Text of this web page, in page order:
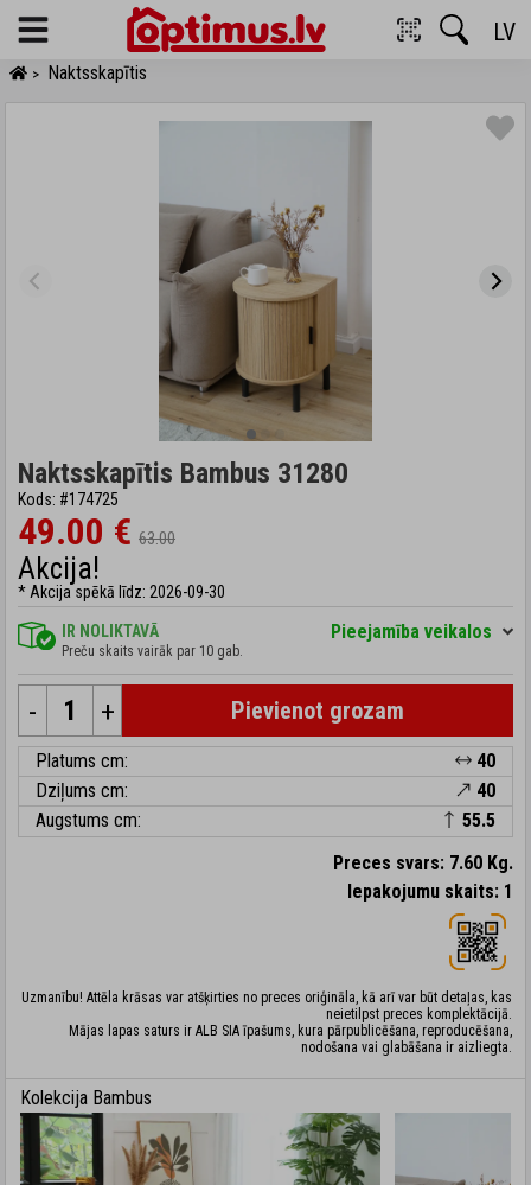
Menu LV
> Naktsskapītis
Naktsskapītis Bambus 31280
Kods: #174725
49.00 € 63.00
Akcija!
* Akcija spēkā līdz: 2026-09-30
IR NOLIKTAVĀ
Preču skaits vairāk par 10 gab.
Pieejamība veikalos
- + Pievienot grozam
Platums cm:
40
Dziļums cm:
40
Augstums cm:
55.5
Preces svars: 7.60 Kg.
Iepakojumu skaits: 1
Uzmanību! Attēla krāsas var atšķirties no preces oriģināla, kā arī var būt detaļas, kas
neietilpst preces komplektācijā.
Mājas lapas saturs ir ALB SIA īpašums, kura pārpublicēšana, reproducēšana,
nodošana vai glabāšana ir aizliegta.
Kolekcija Bambus